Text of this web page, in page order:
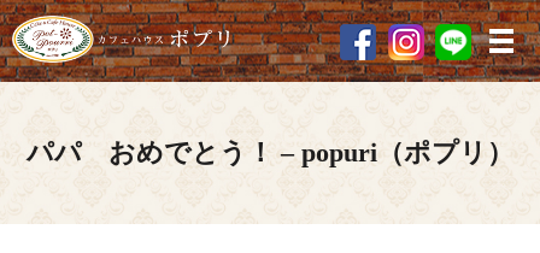
メ
パパ おめでとう！ – popuri（ポプリ）